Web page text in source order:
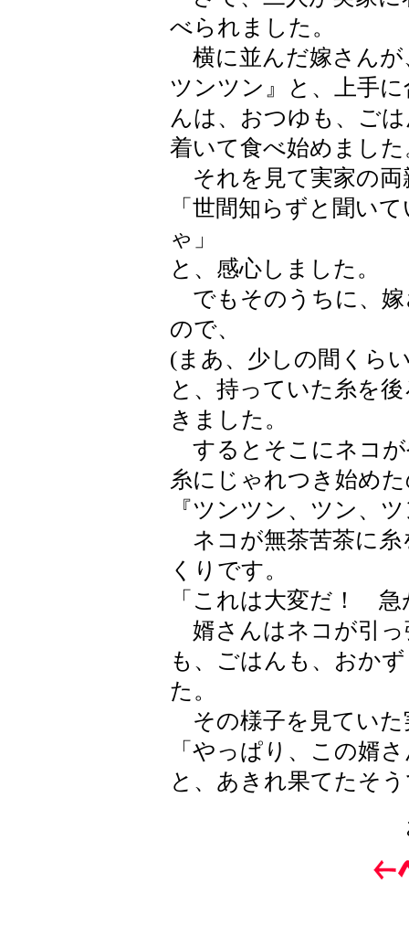
べられました。
横に並んだ嫁さんが
ツンツン』と、上手
んは、おつゆも、ご
着いて食べ始めました
それを見て実家の両
「世間知らずと聞い
ゃ」
と、感心しました。
でもそのうちに、嫁
ので、
(まあ、少しの間くら
と、持っていた糸を
きました。
するとそこにネコが
糸にじゃれつき始め
『ツンツン、ツン、
ネコが無茶苦茶に糸
くりです。
「これは大変だ！ 急
婿さんはネコが引っ
も、ごはんも、おか
た。
その様子を見ていた
「やっぱり、この婿
と、あきれ果てたそ